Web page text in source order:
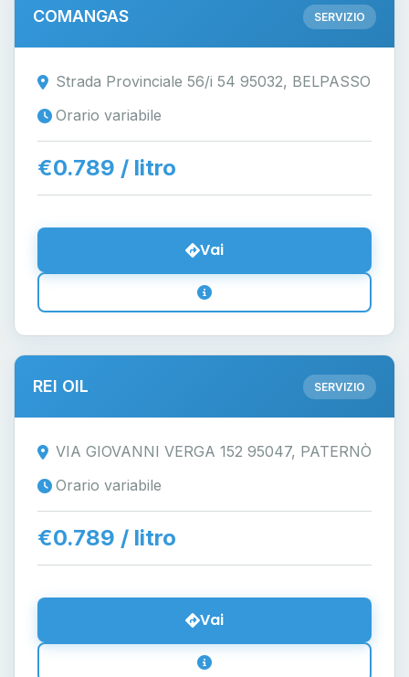
COMANGAS SERVIZIO
Strada Provinciale 56/i 54 95032, BELPASSO
Orario variabile
€0.789 / litro
Vai
REI OIL SERVIZIO
VIA GIOVANNI VERGA 152 95047, PATERNÒ
Orario variabile
€0.789 / litro
Vai